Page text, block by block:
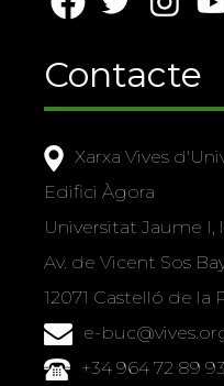
Contacte
Xarxa Vives
Edifici Àgora
Universitat Jaume I,
Av. de Vicent Sos
12071 Castelló de la
e-
+34 964 72 89 93